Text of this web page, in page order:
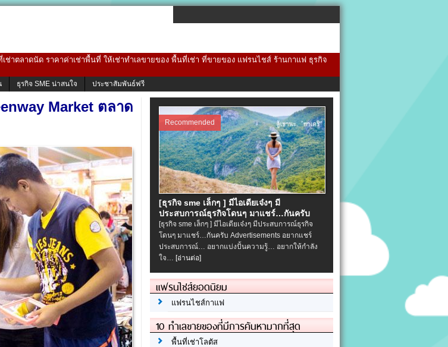
าตลาดนัด ราคาค่าเช่าพื้นที่ ให้เช่าทำเลขายของ พื้นที่เช่า ที่ขายของ แฟรนไชส์ ร้านกาแฟ ธุรกิจ
ธุรกิจ SME น่าสนใจ ประชาสัมพันธ์ฟรี
Market ตลาด
Recommended
[ธุรกิจ sme เล็กๆ ] มีไอเดียเจ๋งๆ มี
ประสบการณ์ธุรกิจโดนๆ มาแชร์…กันครับ
[ธุรกิจ sme เล็กๆ ] มีไอเดียเจ๋งๆ มีประสบการณ์ธุรกิจ
โดนๆ มาแชร์…กันครับ Advertisements อยากแชร์
ประสบการณ์… อยากแบ่งปั้นความรู้… อยากให้กำลัง
ใจ… [อ่านต่อ]
แฟรนไชส์ยอดนิยม
แฟรนไชส์กาแฟ
10 ทำเลขายของที่มีการค้นหามากที่สุด
พื้นที่เช่าโลตัส